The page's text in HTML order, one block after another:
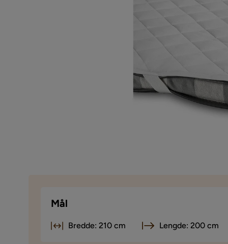
Mål
Bredde: 210 cm Lengde: 200 cm